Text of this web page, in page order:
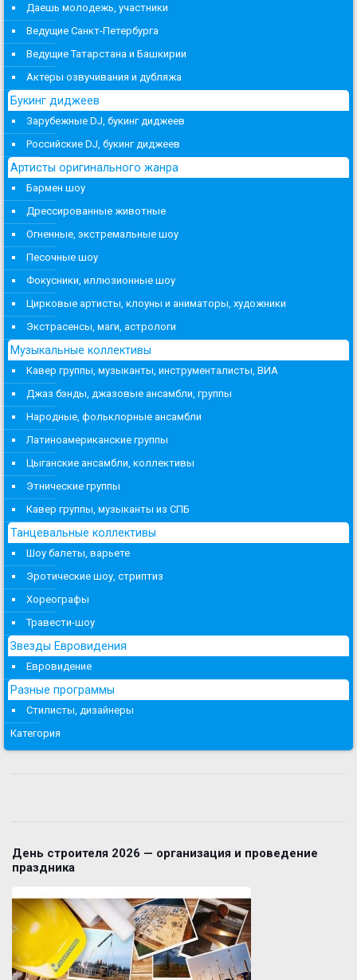
Даешь молодежь, участники
Ведущие Санкт-Петербурга
Ведущие Татарстана и Башкирии
Актеры озвучивания и дубляжа
Букинг диджеев
Зарубежные DJ, букинг диджеев
Российские DJ, букинг диджеев
Артисты оригинального жанра
Бармен шоу
Дрессированные животные
Огненные, экстремальные шоу
Песочные шоу
Фокусники, иллюзионные шоу
Цирковые артисты, клоуны и аниматоры, художники
Экстрасенсы, маги, астрологи
Музыкальные коллективы
Кавер группы, музыканты, инструменталисты, ВИА
Джаз бэнды, джазовые ансамбли, группы
Народные, фольклорные ансамбли
Латиноамериканские группы
Цыганские ансамбли, коллективы
Этнические группы
Кавер группы, музыканты из СПБ
Танцевальные коллективы
Шоу балеты, варьете
Эротические шоу, стриптиз
Хореографы
Травести-шоу
Звезды Евровидения
Евровидение
Разные программы
Стилисты, дизайнеры
Категория
День строителя 2026 — организация и проведение
праздника